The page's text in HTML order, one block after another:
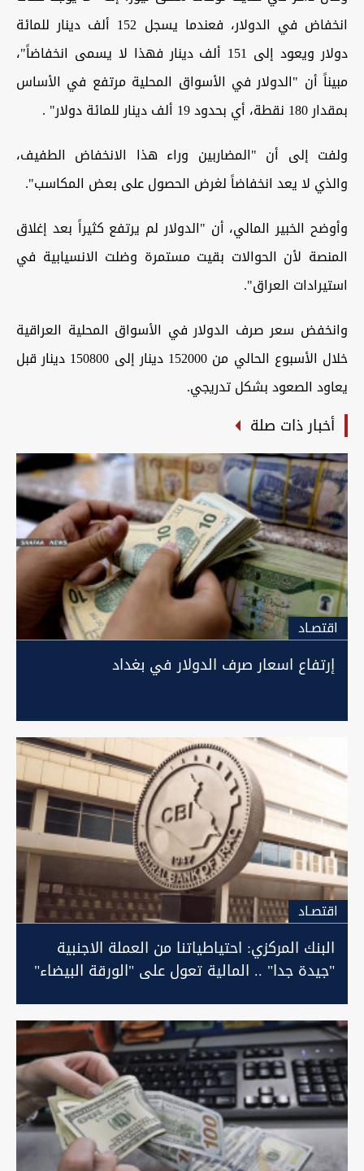
انخفاض في الدولار، فعندما يسجل 152 ألف دينار للمائة
دولار ويعود إلى 151 ألف دينار فهذا لا يسمى انخفاضاً"،
مبيناً أن "الدولار في الأسواق المحلية مرتفع في الأساس
بمقدار 180 نقطة، أي بحدود 19 ألف دينار للمائة دولار" .
ولفت إلى أن "المضاربين وراء هذا الانخفاض الطفيف،
والذي لا يعد انخفاضاً لغرض الحصول على بعض المكاسب".
وأوضح الخبير المالي، أن "الدولار لم يرتفع كثيراً بعد إغلاق
المنصة لأن الحوالات بقيت مستمرة وضلت الانسيابية في
استيرادات العراق".
وانخفض سعر صرف الدولار في الأسواق المحلية العراقية
خلال الأسبوع الحالي من 152000 دينار إلى 150800 دينار قبل
يعاود الصعود بشكل تدريجي.
أخبار ذات صلة
اقتصـاد
إرتفاع اسعار صرف الدولار في بغداد
اقتصـاد
البنك المركزي: احتياطياتنا من العملة الاجنبية
"جيدة جدا" .. المالية تعول على "الورقة البيضاء"